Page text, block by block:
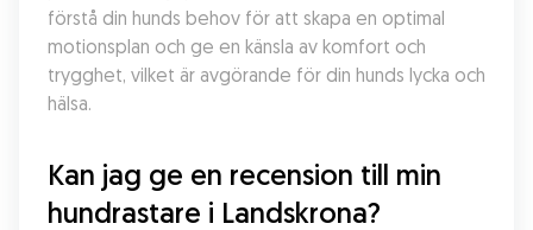
förstå din hunds behov för att skapa en optimal
motionsplan och ge en känsla av komfort och
trygghet, vilket är avgörande för din hunds lycka och
hälsa.
Kan jag ge en recension till min
hundrastare i Landskrona?